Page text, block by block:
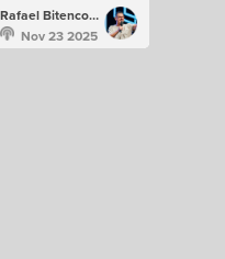
Rafael Bitencourt
Nov 23 2025